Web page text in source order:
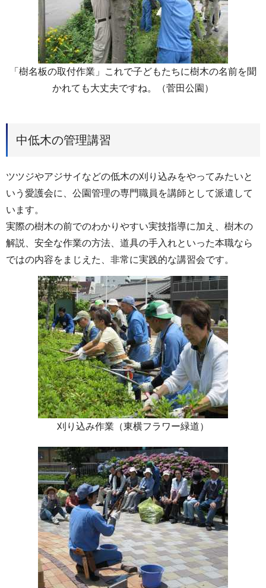
「樹名板の取付作業」これで子どもたちに樹木の名前を聞
かれても大丈夫ですね。（菅田公園）
中低木の管理講習
ツツジやアジサイなどの低木の刈り込みをやってみたいと
いう愛護会に、公園管理の専門職員を講師として派遣して
います。
実際の樹木の前でのわかりやすい実技指導に加え、樹木の
解説、安全な作業の方法、道具の手入れといった本職なら
ではの内容をまじえた、非常に実践的な講習会です。
刈り込み作業（東横フラワー緑道）